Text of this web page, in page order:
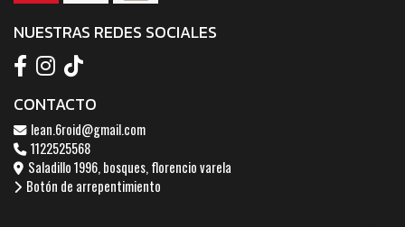
NUESTRAS REDES SOCIALES
CONTACTO
lean.6roid@gmail.com
1122525568
Saladillo 1996, bosques, florencio varela
Botón de arrepentimiento